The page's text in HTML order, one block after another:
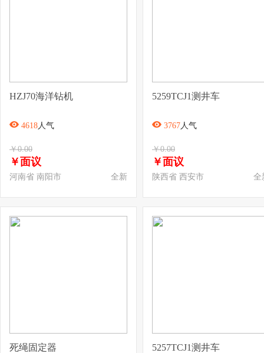
HZJ70海洋钻机
4618 人气
￥0.00
￥面议
河南省 南阳市 全新
5259TCJ1测井车
3767 人气
￥0.00
￥面议
陕西省 西安市 全
死绳固定器 5257TCJ1测井车